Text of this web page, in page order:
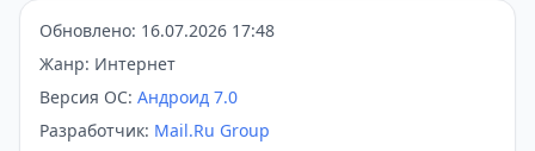
Обновлено: 16.07.2026 17:48
Жанр: Интернет
Версия ОС: Андроид 7.0
Разработчик: Mail.Ru Group